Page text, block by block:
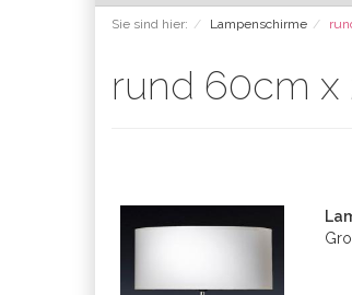
Sie sind hier: Lampenschirme
rund 60cm x